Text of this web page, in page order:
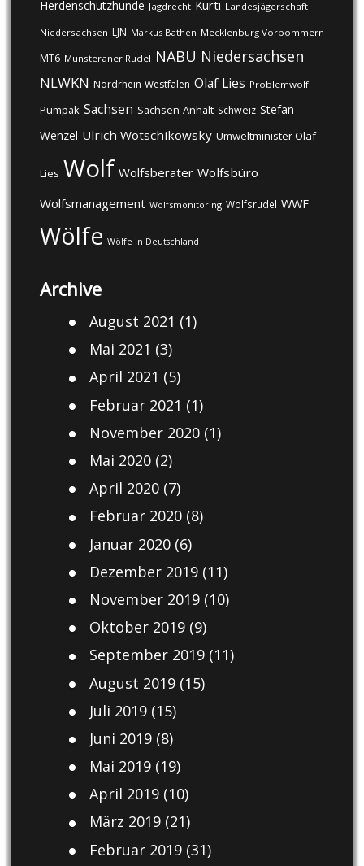
Herdenschutzhunde Jagdrecht Kurti Landesjägerschaft
Niedersachsen LJN Markus Bathen Mecklenburg Vorpommern
MT6 Munsteraner Rudel NABU Niedersachsen
NLWKN Nordrhein-Westfalen Olaf Lies Problemwolf
Pumpak Sachsen Sachsen-Anhalt Schweiz Stefan
Wenzel Ulrich Wotschikowsky Umweltminister Olaf
Lies Wolf Wolfsberater Wolfsbüro
Wolfsmanagement Wolfsmonitoring Wolfsrudel WWF
Wölfe Wölfe in Deutschland
Archive
August 2021 (1)
Mai 2021 (3)
April 2021 (5)
Februar 2021 (1)
November 2020(1)
Mai 2020(2)
April 2020(7)
Februar 2020(8)
Januar 2020(6)
Dezember 2019(11)
November 2019(10)
Oktober 2019(9)
September 2019(11)
August 2019(15)
Juli 2019(15)
Juni 2019(8)
Mai 2019(19)
April 2019(10)
März 2019(21)
Februar 2019(31)